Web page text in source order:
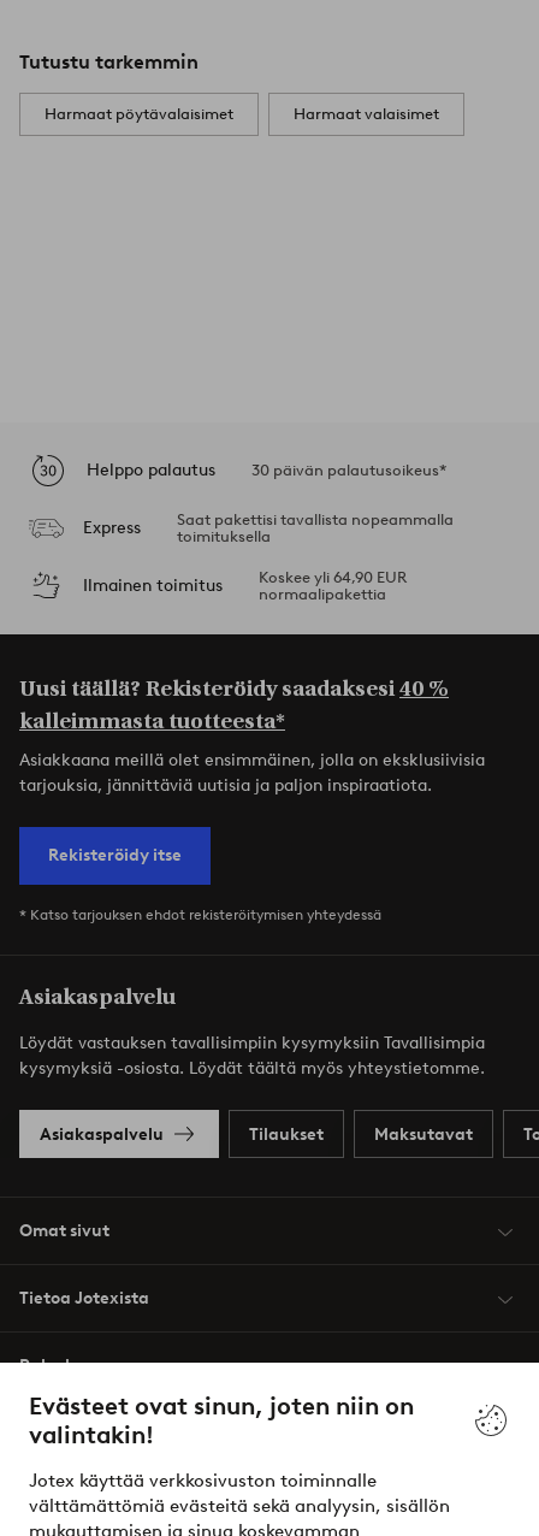
Evästeet ovat sinun, joten niin on
valintakin!
Jotex käyttää verkkosivuston toiminnalle
välttämättömiä evästeitä sekä analyysin, sisällön
mukauttamisen ja sinua koskevamman
Tutustu tarkemmin
Harmaat pöytävalaisimet Harmaat valaisimet
Helppo palautus 30 päivän palautusoikeus*
Express
Saat pakettisi tavallista nopeammalla
toimituksella
Ilmainen toimitus
Koskee yli 64,90 EUR
normaalipakettia
Uusi täällä? Rekisteröidy saadaksesi40 %
kalleimmasta tuotteesta*
Asiakkaana meillä olet ensimmäinen, jolla on eksklusiivisia
tarjouksia, jännittäviä uutisia ja paljon inspiraatiota.
Rekisteröidy itse
* Katso tarjouksen ehdot rekisteröitymisen yhteydessä
Asiakaspalvelu
Löydät vastauksen tavallisimpiin kysymyksiin Tavallisimpia
kysymyksiä -osiosta. Löydät täältä myös yhteystietomme.
Asiakaspalvelu Tilaukset Maksutavat
Omat sivut
Tietoa Jotexista
Palvelumme
Ehdot
Ystävät